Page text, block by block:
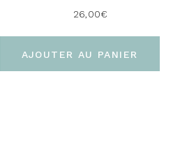
26,00€
AJOUTER AU PANIER